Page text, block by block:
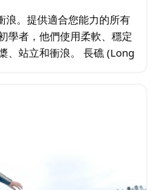
浪。提供適合您能力的所有
學者，他們使用柔軟、穩定
、站立和衝浪。 長礁 (Long